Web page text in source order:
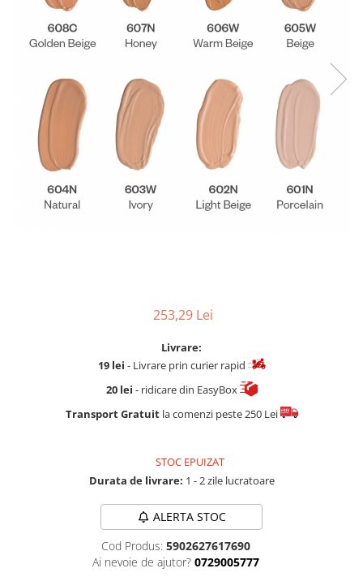
Fard de ochi
Pigmenti minerali
Primer gene
Creion de buze
Gloss de buze
SPRANCENE
Creioane sprancene
Gel pentru sprancene
253,29 Lei
Livrare:
19 lei - Livrare prin curier rapid
20 lei - ridicare din EasyBox
Transport Gratuitla comenzi peste 250 Lei
STOC EPUIZAT
Durata de livrare: 1 - 2 zile lucratoare
ALERTA STOC
Cod Produs: 5902627617690
Ai nevoie de ajutor? 0729005777